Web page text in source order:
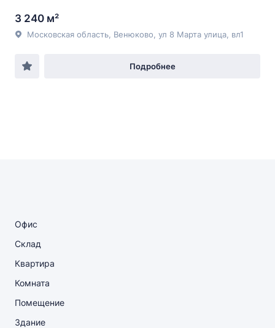
3 240 м²
Московская область, Венюково, ул 8 Марта улица, вл1
Подробнее
Офис
Склад
Квартира
Комната
Помещение
Здание